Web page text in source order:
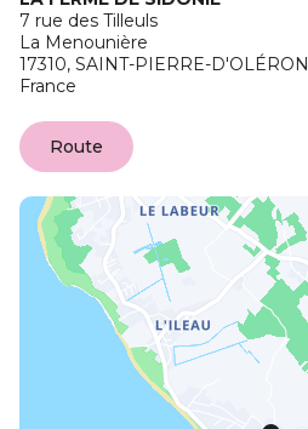
7 rue des Tilleuls
La Menounière
17310, SAINT-PIERRE-D'OLÉRON
France
Route